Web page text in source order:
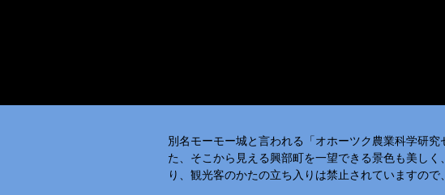
別名モーモー城と言われる「オホーツク農業科学研
た、そこから見える興部町を一望できる景色も美し
り、観光客のかたの立ち入りは禁止されていますので